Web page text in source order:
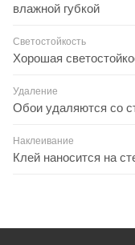
влажной губкой
Светостойкость
Хорошая
Удаление
Обои удаляются со
Наклеивание
Клей наносится на